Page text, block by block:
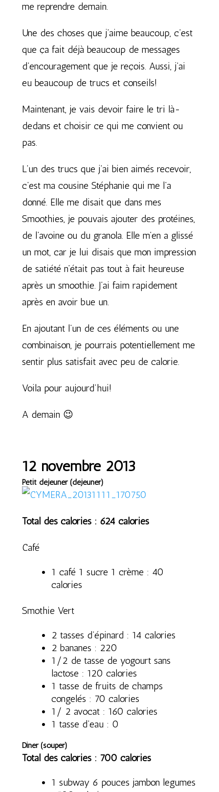
me reprendre demain.
Une des choses que j’aime beaucoup, c’est
que ça fait déjà beaucoup de messages
d’encouragement que je reçois. Aussi, j’ai
eu beaucoup de trucs et conseils!
Maintenant, je vais devoir faire le tri là-
dedans et choisir ce qui me convient ou
pas.
L’un des trucs que j’ai bien aimés recevoir,
c’est ma cousine Stéphanie qui me l’a
donné. Elle me disait que dans mes
Smoothies, je pouvais ajouter des protéines,
de l’avoine ou du granola. Elle m’en a glissé
un mot, car je lui disais que mon impression
de satiété n’était pas tout à fait heureuse
après un smoothie. J’ai faim rapidement
après en avoir bue un.
En ajoutant l’un de ces éléments ou une
combinaison, je pourrais potentiellement me
sentir plus satisfait avec peu de calorie.
Voila pour aujourd’hui!
A demain 😉
12 novembre 2013
Petit déjeuner (déjeuner)
Total des calories : 624 calories
Café
1 café 1 sucre 1 crème : 40
calories
Smothie Vert
2 tasses d’épinard : 14 calories
2 bananes : 220
1/2 de tasse de yogourt sans
lactose : 120 calories
1 tasse de fruits de champs
congelés : 70 calories
1/ 2 avocat : 160 calories
1 tasse d’eau : 0
Diner (souper)
Total des calories : 700 calories
1 subway 6 pouces jambon legumes